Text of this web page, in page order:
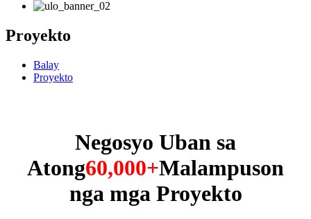
Proyekto
Balay
Proyekto
Negosyo Uban sa
Atong60,000+Malampuson
nga mga Proyekto